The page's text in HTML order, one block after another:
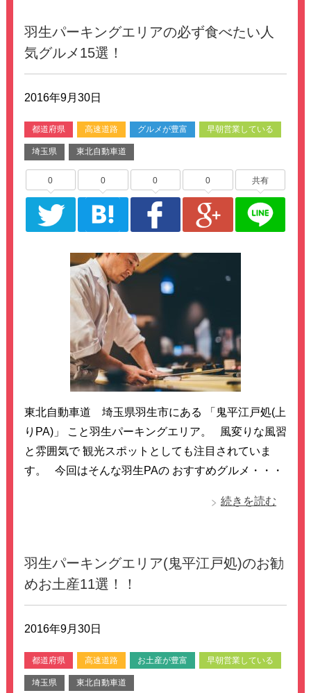
羽生パーキングエリアの必ず食べたい人
気グルメ15選！
2016年9月30日
都道府県 高速道路 グルメが豊富 早朝営業している
埼玉県 東北自動車道
0 0 0 0 共有
東北自動車道 埼玉県羽生市にある 「鬼平江戸処(上
りPA)」 こと羽生パーキングエリア。 風変りな風習
と雰囲気で 観光スポットとしても注目されていま
す。 今回はそんな羽生PAの おすすめグルメ・・・
続きを読む
羽生パーキングエリア(鬼平江戸処)のお勧
めお土産11選！！
2016年9月30日
都道府県 高速道路 お土産が豊富 早朝営業している
埼玉県 東北自動車道